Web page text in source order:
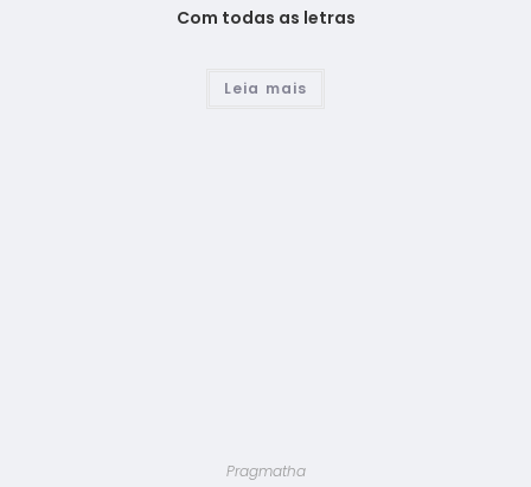
Com todas as letras
Leia mais
Pragmatha